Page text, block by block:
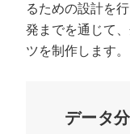
るための設計を
発までを通じて
ツを制作します。
データ